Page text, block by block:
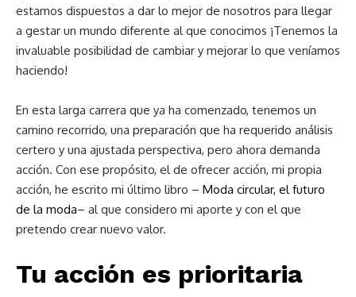
estamos dispuestos a dar lo mejor de nosotros para llegar
a gestar un mundo diferente al que conocimos ¡Tenemos la
invaluable posibilidad de cambiar y mejorar lo que veníamos
haciendo!
En esta larga carrera que ya ha comenzado, tenemos un
camino recorrido, una preparación que ha requerido análisis
certero y una ajustada perspectiva, pero ahora demanda
acción. Con ese propósito, el de ofrecer acción, mi propia
acción, he escrito mi último libro – Moda circular, el futuro
de la moda– al que considero mi aporte y con el que
pretendo crear nuevo valor.
Tu acción es prioritaria